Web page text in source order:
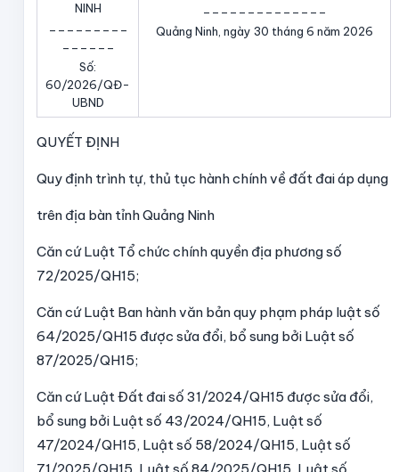
NINH
Số:
60/2026/QĐ-
UBND
Quảng Ninh, ngày 30 tháng 6 năm 2026
QUYẾT ĐỊNH
Quy định trình tự, thủ tục hành chính về đất đai áp dụng
trên địa bàn tỉnh Quảng Ninh
Căn cứ Luật Tổ chức chính quyền địa phương số
72/2025/QH15;
Căn cứ Luật Ban hành văn bản quy phạm pháp luật số
64/2025/QH15 được sửa đổi, bổ sung bởi Luật số
87/2025/QH15;
Căn cứ Luật Đất đai số 31/2024/QH15 được sửa đổi,
bổ sung bởi Luật số 43/2024/QH15, Luật số
47/2024/QH15, Luật số 58/2024/QH15, Luật số